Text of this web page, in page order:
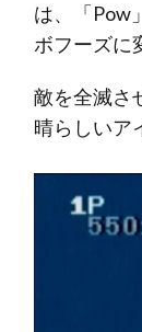
は、「Pow
ボフーズに
敵を全滅さ
晴らしいア